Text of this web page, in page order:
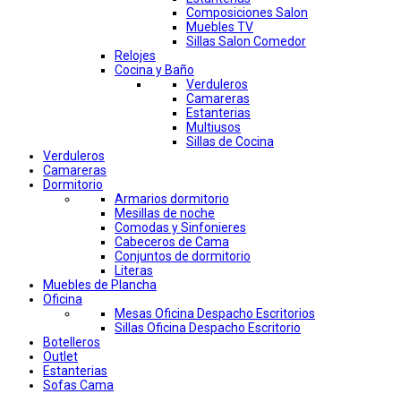
Composiciones Salon
Muebles TV
Sillas Salon Comedor
Relojes
Cocina y Baño
Verduleros
Camareras
Estanterias
Multiusos
Sillas de Cocina
Verduleros
Camareras
Dormitorio
Armarios dormitorio
Mesillas de noche
Comodas y Sinfonieres
Cabeceros de Cama
Conjuntos de dormitorio
Literas
Muebles de Plancha
Oficina
Mesas Oficina Despacho Escritorios
Sillas Oficina Despacho Escritorio
Botelleros
Outlet
Estanterias
Sofas Cama